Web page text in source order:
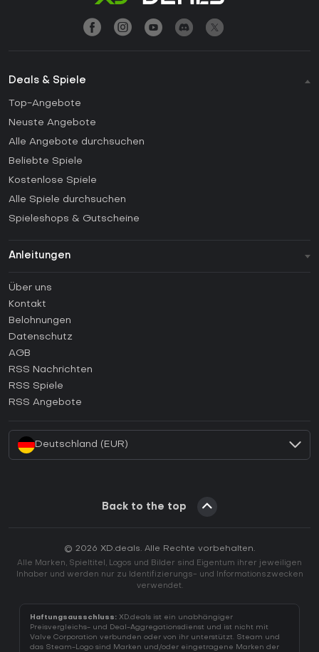
Deals & Spiele
Top-Angebote
Neuste Angebote
Alle Angebote durchsuchen
Beliebte Spiele
Kostenlose Spiele
Alle Spiele durchsuchen
Spieleshops & Gutscheine
Anleitungen
Anleitungen
Wie aktiviert man einen Steam CD Key?
Wie aktiviert man einen Epic Games CD Key?
Wie aktiviert man einen GOG CD Key?
Wie aktiviert man einen Ubisoft Connect CD Key?
Über uns
Kontakt
Belohnungen
Datenschutz
AGB
RSS Nachrichten
RSS Spiele
RSS Angebote
Deutschland (EUR)
Back to the top
© 2026 XD.deals. Alle Rechte vorbehalten.
Alle Marken, Spieltitel, Logos und Bilder sind Eigentum ihrer jeweiligen
Inhaber und werden nur zu Identifizierungs- und Informationszwecken
verwendet.
Haftungsausschluss: XD.deals ist ein unabhängiger
Preisvergleichs- und Deal-Aggregationsdienst und ist nicht mit
Valve Corporation verbunden oder von ihr unterstützt. Steam und
das Steam-Logo sind Marken und/oder eingetragene Marken der